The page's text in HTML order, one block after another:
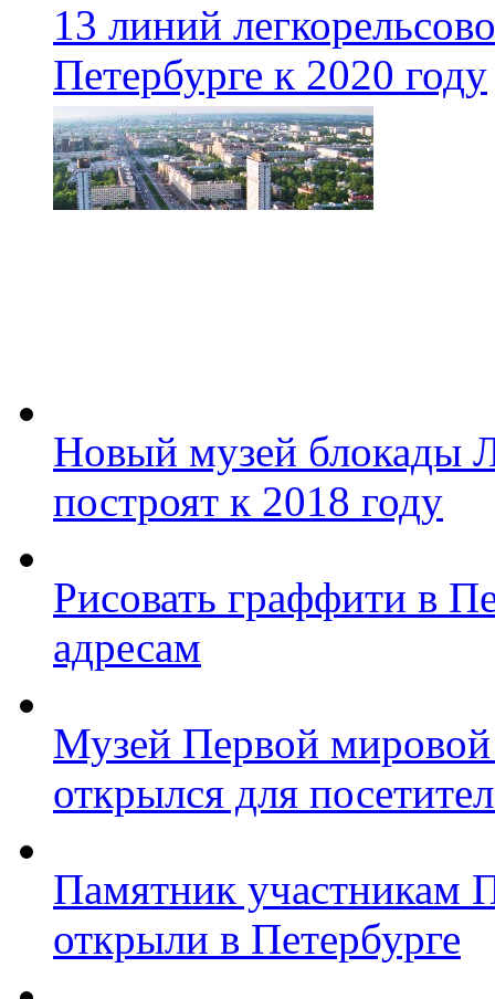
13 линий
Петербурге к 2020 году
Новый музей блокады
построят к 2018 году
Рисовать граффити в
адресам
Музей Первой
открылся для
Памятник участникам
открыли в Петербурге